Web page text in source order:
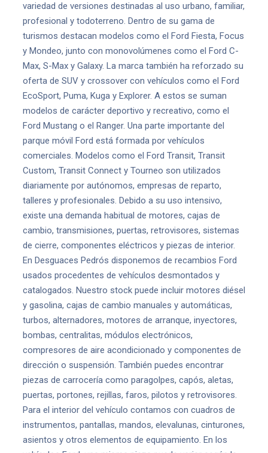
variedad de versiones destinadas al uso urbano, familiar,
profesional y todoterreno. Dentro de su gama de
turismos destacan modelos como el Ford Fiesta, Focus
y Mondeo, junto con monovolúmenes como el Ford C-
Max, S-Max y Galaxy. La marca también ha reforzado su
oferta de SUV y crossover con vehículos como el Ford
EcoSport, Puma, Kuga y Explorer. A estos se suman
modelos de carácter deportivo y recreativo, como el
Ford Mustang o el Ranger. Una parte importante del
parque móvil Ford está formada por vehículos
comerciales. Modelos como el Ford Transit, Transit
Custom, Transit Connect y Tourneo son utilizados
diariamente por autónomos, empresas de reparto,
talleres y profesionales. Debido a su uso intensivo,
existe una demanda habitual de motores, cajas de
cambio, transmisiones, puertas, retrovisores, sistemas
de cierre, componentes eléctricos y piezas de interior.
En Desguaces Pedrós disponemos de recambios Ford
usados procedentes de vehículos desmontados y
catalogados. Nuestro stock puede incluir motores diésel
y gasolina, cajas de cambio manuales y automáticas,
turbos, alternadores, motores de arranque, inyectores,
bombas, centralitas, módulos electrónicos,
compresores de aire acondicionado y componentes de
dirección o suspensión. También puedes encontrar
piezas de carrocería como paragolpes, capós, aletas,
puertas, portones, rejillas, faros, pilotos y retrovisores.
Para el interior del vehículo contamos con cuadros de
instrumentos, pantallas, mandos, elevalunas, cinturones,
asientos y otros elementos de equipamiento. En los